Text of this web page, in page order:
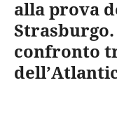
alla prova
confronto